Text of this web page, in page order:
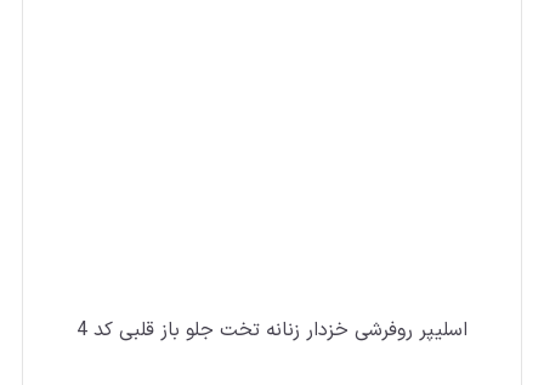
اسلیپر روفرشی خزدار زنانه تخت جلو باز قلبی کد 4